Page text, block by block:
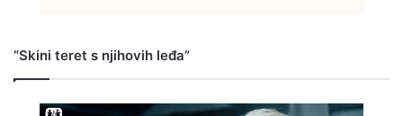
“Skini teret s njihovih leđa”